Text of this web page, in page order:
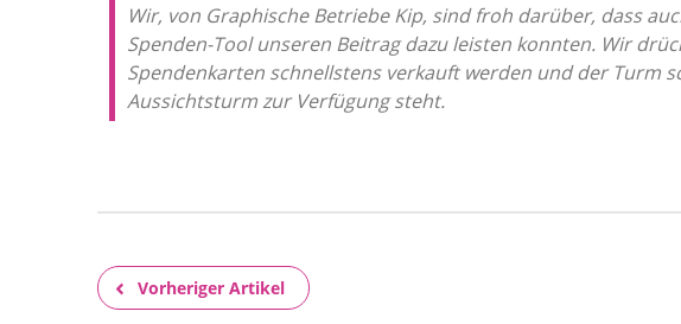
Wir, von Graphische Betriebe Kip, sind froh darüber, dass
Spenden-Tool unseren Beitrag dazu leisten konnten. Wir
Spendenkarten schnellstens verkauft werden und der Turm
Aussichtsturm zur Verfügung steht.
Vorheriger Artikel